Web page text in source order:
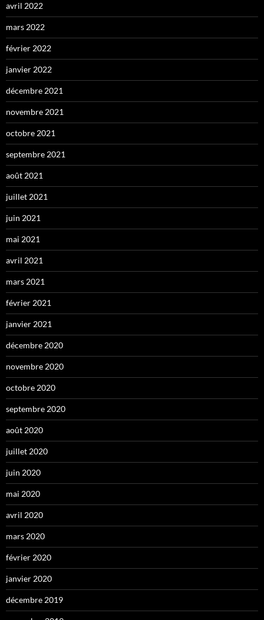
avril 2022
mars 2022
février 2022
janvier 2022
décembre 2021
novembre 2021
octobre 2021
septembre 2021
août 2021
juillet 2021
juin 2021
mai 2021
avril 2021
mars 2021
février 2021
janvier 2021
décembre 2020
novembre 2020
octobre 2020
septembre 2020
août 2020
juillet 2020
juin 2020
mai 2020
avril 2020
mars 2020
février 2020
janvier 2020
décembre 2019